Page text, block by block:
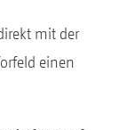
mit der
einen